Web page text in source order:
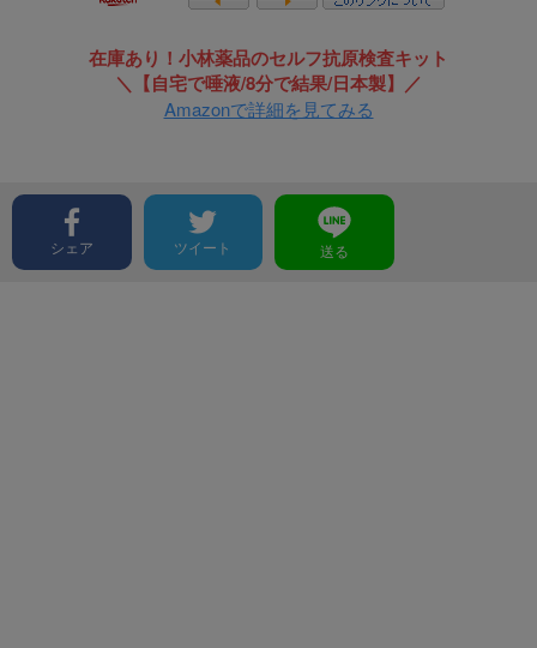
在庫あり！小林薬品のセルフ抗原検査キット
＼【自宅で唾液/8分で結果/日本製】／
Amazonで詳細を見てみる
シェア ツイート 送る